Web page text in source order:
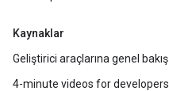
Kaynaklar
Geliştirici araçlarına genel bakış
4-minute videos for developers